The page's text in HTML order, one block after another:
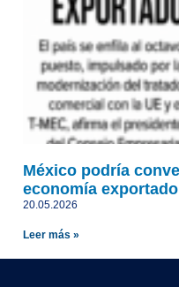
México podría
economía
20.05.2026
Leer más »